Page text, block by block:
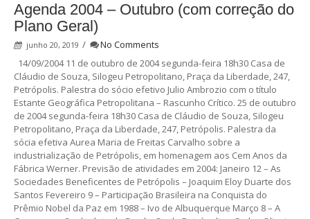
Agenda 2004 – Outubro (com correção do
Plano Geral)
junho 20, 2019 /
No Comments
14/09/2004 11 de outubro de 2004 segunda-feira 18h30 Casa de
Cláudio de Souza, Silogeu Petropolitano, Praça da Liberdade, 247,
Petrópolis. Palestra do sócio efetivo Julio Ambrozio com o título
Estante Geográfica Petropolitana – Rascunho Crítico. 25 de outubro
de 2004 segunda-feira 18h30 Casa de Cláudio de Souza, Silogeu
Petropolitano, Praça da Liberdade, 247, Petrópolis. Palestra da
sócia efetiva Aurea Maria de Freitas Carvalho sobre a
industrialização de Petrópolis, em homenagem aos Cem Anos da
Fábrica Werner. Previsão de atividades em 2004: Janeiro 12 – As
Sociedades Beneficentes de Petrópolis – Joaquim Eloy Duarte dos
Santos Fevereiro 9 – Participação Brasileira na Conquista do
Prêmio Nobel da Paz em 1988 – Ivo de Albuquerque Março 8 – A